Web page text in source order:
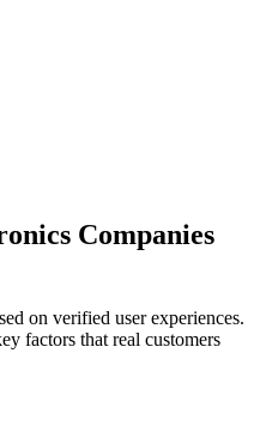
Companies
on verified user experiences.
factors that real customers